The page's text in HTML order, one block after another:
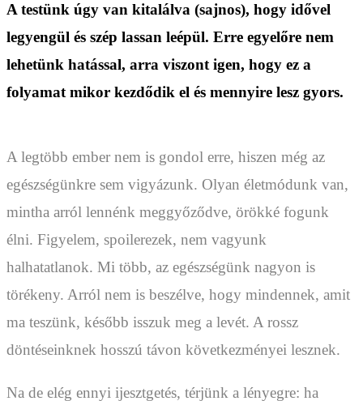
A testünk úgy van kitalálva (sajnos), hogy idővel
legyengül és szép lassan leépül. Erre egyelőre nem
lehetünk hatással, arra viszont igen, hogy ez a
folyamat mikor kezdődik el és mennyire lesz gyors.
A legtöbb ember nem is gondol erre, hiszen még az
egészségünkre sem vigyázunk. Olyan életmódunk van,
mintha arról lennénk meggyőződve, örökké fogunk
élni. Figyelem, spoilerezek, nem vagyunk
halhatatlanok. Mi több, az egészségünk nagyon is
törékeny. Arról nem is beszélve, hogy mindennek, amit
ma teszünk, később isszuk meg a levét. A rossz
döntéseinknek hosszú távon következményei lesznek.
Na de elég ennyi ijesztgetés, térjünk a lényegre: ha